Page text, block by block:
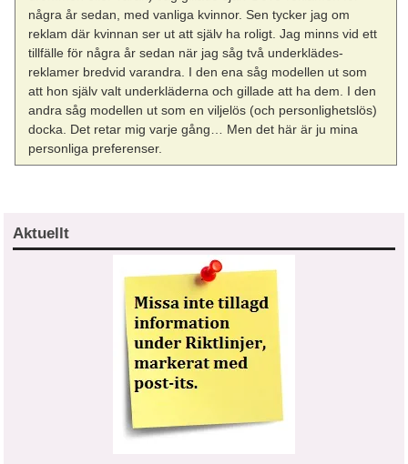
några år sedan, med vanliga kvinnor. Sen tycker jag om
reklam där kvinnan ser ut att själv ha roligt. Jag minns vid ett
tillfälle för några år sedan när jag såg två underklädes-
reklamer bredvid varandra. I den ena såg modellen ut som
att hon själv valt underkläderna och gillade att ha dem. I den
andra såg modellen ut som en viljelös (och personlighetslös)
docka. Det retar mig varje gång… Men det här är ju mina
personliga preferenser.
Aktuellt